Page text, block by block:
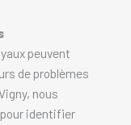
peuvent
de problèmes
nous
identifier